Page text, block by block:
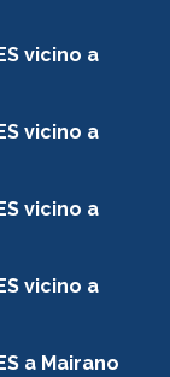
vicino a
vicino a
vicino a
vicino a
a Mairano